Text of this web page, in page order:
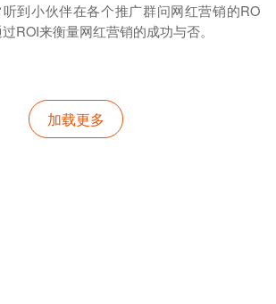
到小伙伴在各个推广群问网红营销的RO
ROI来衡量网红营销的成功与否。
加载更多